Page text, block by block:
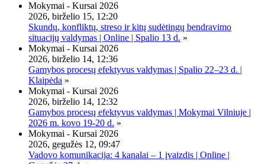
Mokymai - Kursai 2026
2026, birželio 15, 12:20
Skundų, konfliktų, streso ir kitų sudėtingų bendravimo
situacijų valdymas | Online | Spalio 13 d. »
Mokymai - Kursai 2026
2026, birželio 14, 12:36
Gamybos procesų efektyvus valdymas | Spalio 22–23 d. |
Klaipėda »
Mokymai - Kursai 2026
2026, birželio 14, 12:32
Gamybos procesų efektyvus valdymas | Mokymai Vilniuje |
2026 m. kovo 19-20 d. »
Mokymai - Kursai 2026
2026, gegužės 12, 09:47
Vadovo komunikacija: 4 kanalai – 1 įvaizdis | Online |